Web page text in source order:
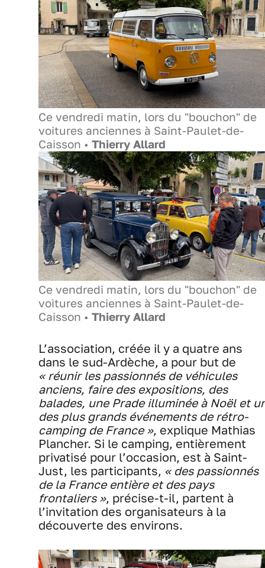
Ce vendredi matin, lors du "bouchon" de
voitures anciennes à Saint-Paulet-de-
Caisson • Thierry Allard
Ce vendredi matin, lors du "bouchon" de
voitures anciennes à Saint-Paulet-de-
Caisson • Thierry Allard
L’association, créée il y a quatre ans
dans le sud-Ardèche, a pour but de
« réunir les passionnés de véhicules
anciens, faire des expositions, des
balades, une Prade illuminée à Noël et
des plus grands événements de rétro-
camping de France », explique Mathias
Plancher. Si le camping, entièrement
privatisé pour l’occasion, est à Saint-
Just, les participants, « des passionnés
de la France entière et des pays
frontaliers », précise-t-il, partent à
l’invitation des organisateurs à la
découverte des environs.